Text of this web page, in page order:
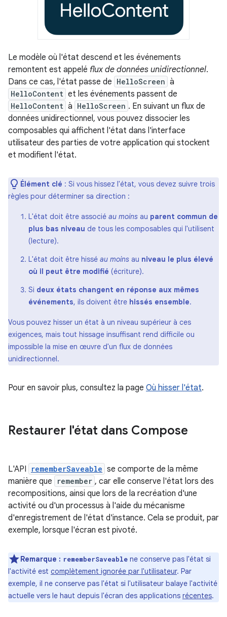
Le modèle où l'état descend et les événements
remontent est appelé flux de données unidirectionnel.
Dans ce cas, l'état passe de HelloScreen à
HelloContent et les événements passent de
HelloContent à HelloScreen . En suivant un flux de
données unidirectionnel, vous pouvez dissocier les
composables qui affichent l'état dans l'interface
utilisateur des parties de votre application qui stockent
et modifient l'état.
Élément clé : Si vous hissez l'état, vous devez suivre trois
règles pour déterminer sa direction :
L'état doit être associé au moins au parent commun de
plus bas niveau de tous les composables qui l'utilisent
(lecture).
L'état doit être hissé au moins au niveau le plus élevé
où il peut être modifié (écriture).
Si deux états changent en réponse aux mêmes
événements, ils doivent être hissés ensemble.
Vous pouvez hisser un état à un niveau supérieur à ces
exigences, mais tout hissage insuffisant rend difficile ou
impossible la mise en œuvre d'un flux de données
unidirectionnel.
Pour en savoir plus, consultez la page Où hisser l'état.
Restaurer l'état dans Compose
L'API rememberSaveable se comporte de la même
manière que
remember , car elle conserve l'état lors des
recompositions, ainsi que lors de la recréation d'une
activité ou d'un processus à l'aide du mécanisme
d'enregistrement de l'état d'instance. Cela se produit, par
exemple, lorsque l'écran est pivoté.
Remarque : rememberSaveable ne conserve pas l'état si
l'activité est complètement ignorée par l'utilisateur. Par
exemple, il ne conserve pas l'état si l'utilisateur balaye l'activité
actuelle vers le haut depuis l'écran des applications récentes.